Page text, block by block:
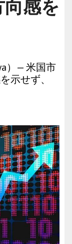
感を
）— 米国市
示せず、